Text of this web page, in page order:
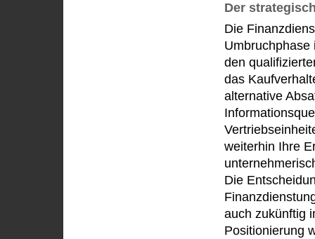
Der
Die
Umbruchphase
den
das
alternative
weiterhin Ihre
Die
auch zukünftig
Positionierung